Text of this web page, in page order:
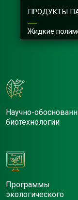
ПРОДУКТЫ
Жидкие
Научно-
биотехнологии
Программы
экологического